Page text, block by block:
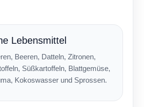
Lebensmittel
Beeren, Datteln, Zitronen,
Süßkartoffeln, Blattgemüse,
Kokoswasser und Sprossen.